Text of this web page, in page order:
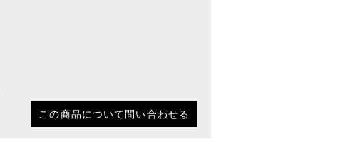
この商品について問い合わせる